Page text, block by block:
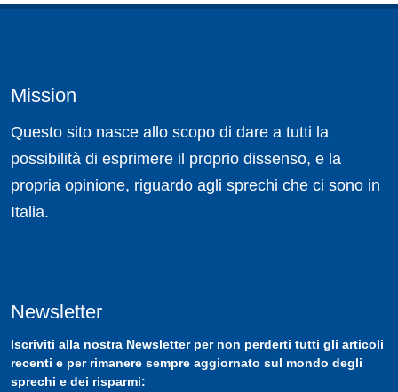
Mission
Questo sito nasce allo scopo di dare a tutti la
possibilità di esprimere il proprio dissenso, e la
propria opinione, riguardo agli sprechi che ci sono in
Italia.
Newsletter
Iscriviti alla nostra Newsletterper non perderti tutti gli articoli
recenti e per rimanere sempre aggiornato sul mondo degli
sprechi e dei risparmi: